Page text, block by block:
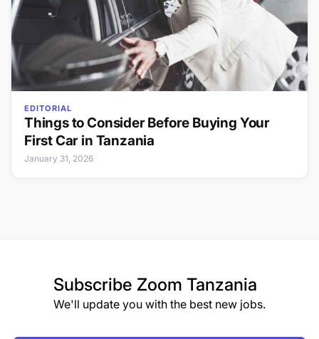
EDITORIAL
Things to Consider Before Buying Your
First Car in Tanzania
January 31, 2026
Subscribe Zoom Tanzania
We'll update you with the best new jobs.